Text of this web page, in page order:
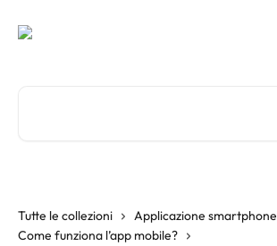
Tutte le collezioni
Applicazione smartphone
Come funziona l’app mobile?